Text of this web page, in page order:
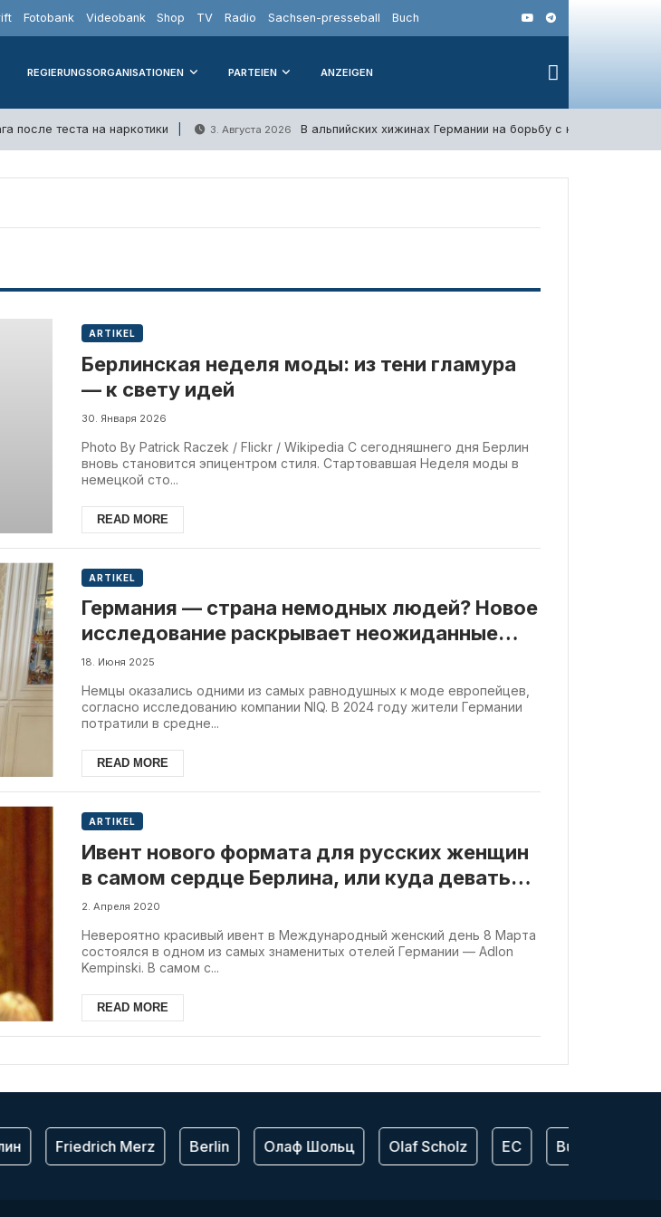
Fotobank Videobank Shop TV Radio Sachsen-presseball Buch
REGIERUNGSORGANISATIONEN PARTEIEN ANZEIGEN
после теста на наркотики 3. Августа 2026 В альпийских хижинах Германии на борьбу с клопами
ARTIKEL
Берлинская неделя моды: из тени гламура
— к свету идей
30. Января 2026
Photo By Patrick Raczek / Flickr / Wikipedia С сегодняшнего дня Берлин
вновь становится эпицентром стиля. Стартовавшая Неделя моды в
немецкой сто...
READ MORE
ARTIKEL
Германия — страна немодных людей? Новое
исследование раскрывает неожиданные
тренды
18. Июня 2025
Немцы оказались одними из самых равнодушных к моде европейцев,
согласно исследованию компании NIQ. В 2024 году жители Германии
потратили в средне...
READ MORE
ARTIKEL
Ивент нового формата для русских женщин
в самом сердце Берлина, или куда девать
дамскую сумочку?
2. Апреля 2020
Невероятно красивый ивент в Международный женский день 8 Марта
состоялся в одном из самых знаменитых отелей Германии — Adlon
Kempinski. В самом с...
READ MORE
Friedrich Merz Berlin Олаф Шольц Olaf Scholz ЕС Bundeswehr